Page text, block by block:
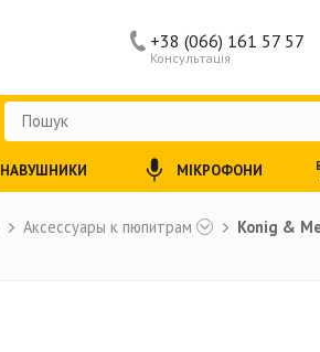
Аксессуары к пюпитрам Konig &
Консультація
+38 (066) 161 57 57
НАВУШНИКИ МІКРОФОНИ